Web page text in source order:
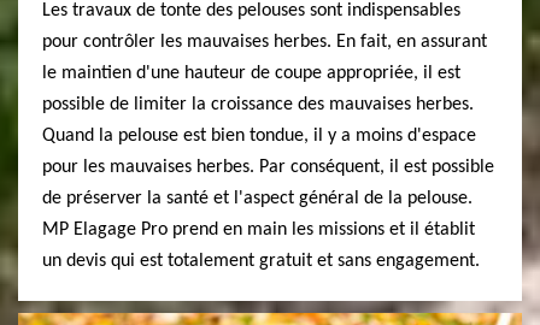
Les travaux de tonte des pelouses sont indispensables
pour contrôler les mauvaises herbes. En fait, en assurant
le maintien d'une hauteur de coupe appropriée, il est
possible de limiter la croissance des mauvaises herbes.
Quand la pelouse est bien tondue, il y a moins d'espace
pour les mauvaises herbes. Par conséquent, il est possible
de préserver la santé et l'aspect général de la pelouse.
MP Elagage Pro prend en main les missions et il établit
un devis qui est totalement gratuit et sans engagement.